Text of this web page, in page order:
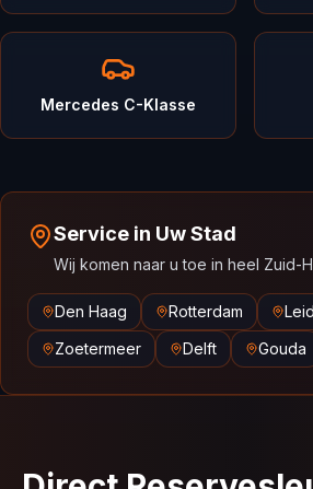
Mercedes C-Klasse
Service in Uw Stad
Wij komen naar u toe in heel Zuid-
Den Haag Rotterdam
Zoetermeer
Delft Gouda